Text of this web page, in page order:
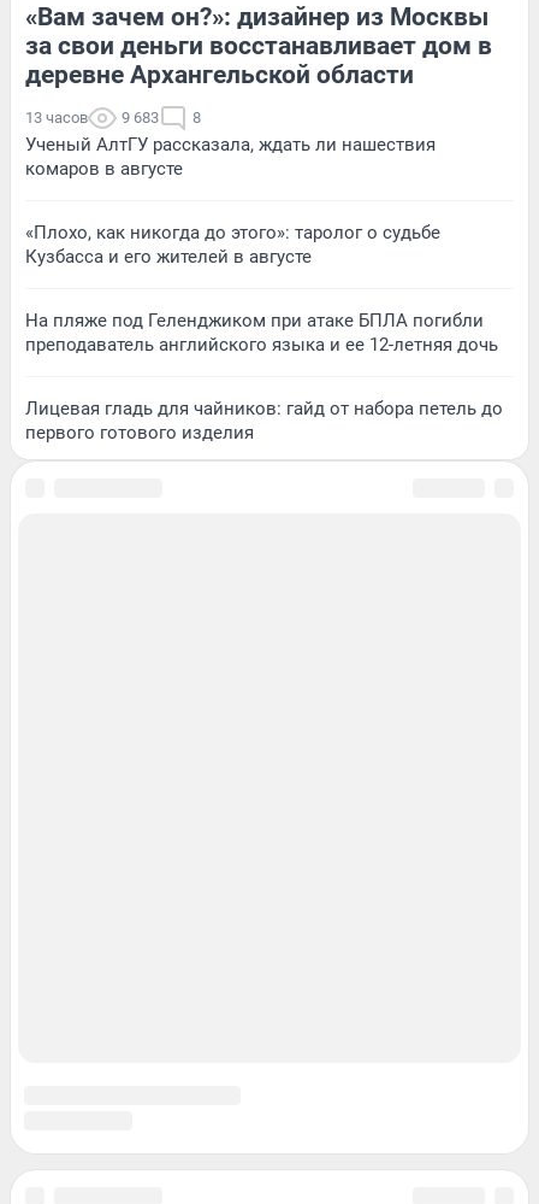
«Вам зачем он?»: дизайнер из Москвы
за свои деньги восстанавливает дом в
деревне Архангельской области
13 часов 9 683 8
Ученый АлтГУ рассказала, ждать ли нашествия
комаров в августе
«Плохо, как никогда до этого»: таролог о судьбе
Кузбасса и его жителей в августе
На пляже под Геленджиком при атаке БПЛА погибли
преподаватель английского языка и ее 12-летняя дочь
Лицевая гладь для чайников: гайд от набора петель до
первого готового изделия